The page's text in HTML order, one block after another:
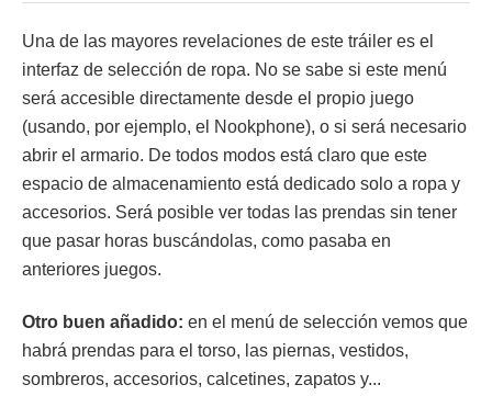
Una de las mayores revelaciones de este tráiler es el
interfaz de selección de ropa. No se sabe si este menú
será accesible directamente desde el propio juego
(usando, por ejemplo, el Nookphone), o si será necesario
abrir el armario. De todos modos está claro que este
espacio de almacenamiento está dedicado solo a ropa y
accesorios. Será posible ver todas las prendas sin tener
que pasar horas buscándolas, como pasaba en
anteriores juegos.
Otro buen añadido: en el menú de selección vemos que
habrá prendas para el torso, las piernas, vestidos,
sombreros, accesorios, calcetines, zapatos y...